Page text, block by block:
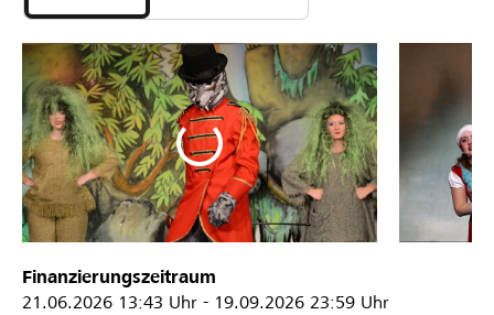
Finanzierungszeitraum
21.06.2026 13:43 Uhr - 19.09.2026 23:59 Uhr